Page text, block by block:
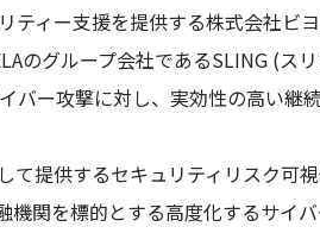
ティー支援を提供する株式会社ビ
のグループ会社であるSLING (ス
ー攻撃に対し、実効性の高い継
提供するセキュリティリスク可
関を標的とする高度化するサイ